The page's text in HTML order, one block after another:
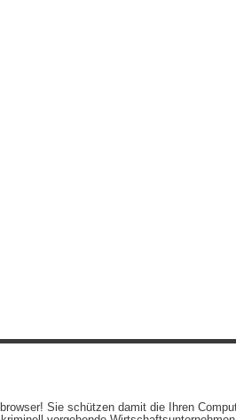
Beiträge (RSS)und
Sie schützen damit die Ihren